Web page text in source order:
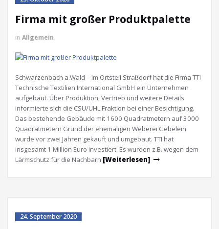
Firma mit großer Produktpalette
in Allgemein
Schwarzenbach a.Wald – Im Ortsteil Straßdorf hat die Firma TTI
Technische Textilien International GmbH ein Unternehmen
aufgebaut. Über Produktion, Vertrieb und weitere Details
informierte sich die CSU/ÜHL Fraktion bei einer Besichtigung.
Das bestehende Gebäude mit 1600 Quadratmetern auf 3000
Quadratmetern Grund der ehemaligen Weberei Gebelein
wurde vor zwei Jahren gekauft und umgebaut. TTI hat
insgesamt 1 Million Euro investiert. Es wurden z.B. wegen dem
Lärmschutz für die Nachbarn [Weiterlesen]
24. September 2020